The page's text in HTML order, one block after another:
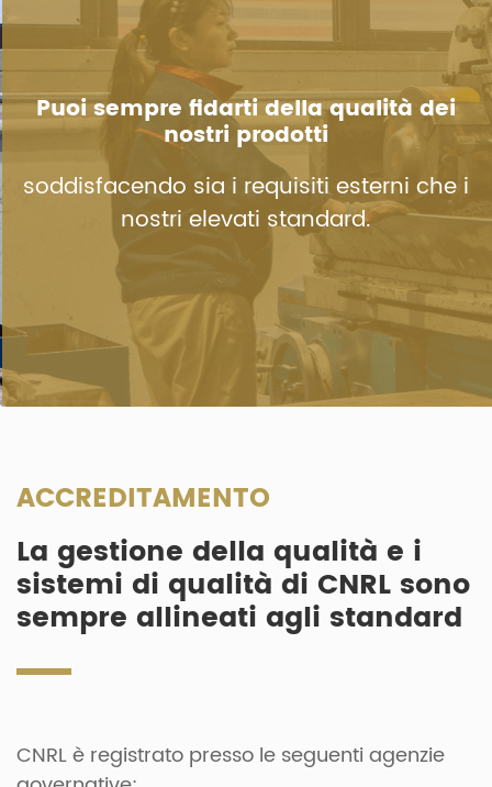
Puoi sempre fidarti della qualità dei
nostri prodotti
soddisfacendo sia i requisiti esterni che i
nostri elevati standard.
ACCREDITAMENTO
La gestione della qualità e i
sistemi di qualità di CNRL sono
sempre allineati agli standard
CNRL è registrato presso le seguenti agenzie